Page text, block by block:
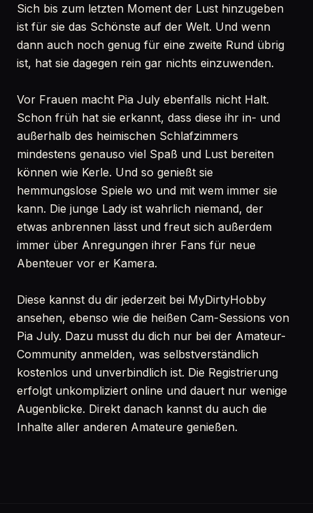
Sich bis zum letzten Moment der Lust hinzugeben
ist für sie das Schönste auf der Welt. Und wenn
dann auch noch genug für eine zweite Rund übrig
ist, hat sie dagegen rein gar nichts einzuwenden.
Vor Frauen macht Pia July ebenfalls nicht Halt.
Schon früh hat sie erkannt, dass diese ihr in- und
außerhalb des heimischen Schlafzimmers
mindestens genauso viel Spaß und Lust bereiten
können wie Kerle. Und so genießt sie
hemmungslose Spiele wo und mit wem immer sie
kann. Die junge Lady ist wahrlich niemand, der
etwas anbrennen lässt und freut sich außerdem
immer über Anregungen ihrer Fans für neue
Abenteuer vor er Kamera.
Diese kannst du dir jederzeit bei MyDirtyHobby
ansehen, ebenso wie die heißen Cam-Sessions von
Pia July. Dazu musst du dich nur bei der Amateur-
Community anmelden, was selbstverständlich
kostenlos und unverbindlich ist. Die Registrierung
erfolgt unkompliziert online und dauert nur wenige
Augenblicke. Direkt danach kannst du auch die
Inhalte aller anderen Amateure genießen.